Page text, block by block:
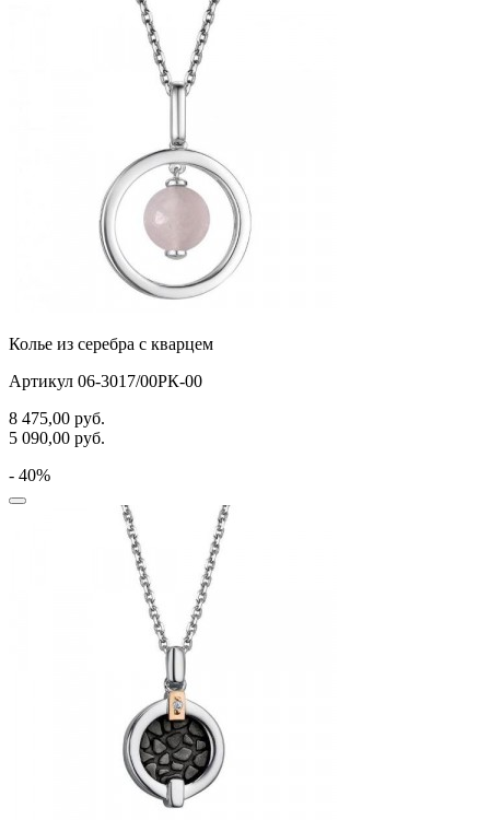
Колье из серебра с кварцем
Артикул 06-3017/00РК-00
8 475,00 руб.
5 090,00 руб.
- 40%